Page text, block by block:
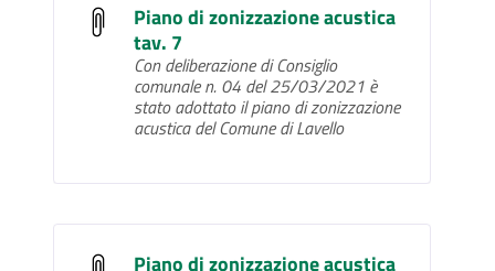
Piano di zonizzazione acustica
tav. 7
Con deliberazione di Consiglio
comunale n. 04 del 25/03/2021 è
stato adottato il piano di zonizzazione
acustica del Comune di Lavello
Piano di zonizzazione acustica